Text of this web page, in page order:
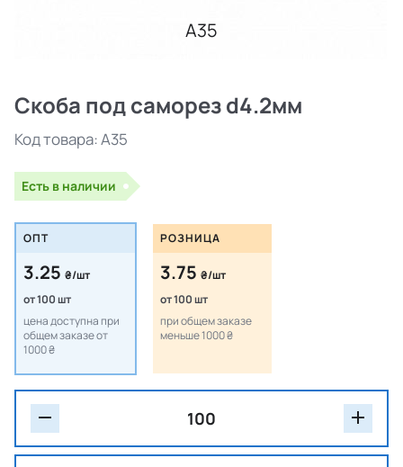
A35
Скоба под саморез d4.2мм
Код товара:A35
Есть в наличии
ОПТ
3.25 ₴/шт
от 100 шт
цена доступна при
общем заказе от
1000 ₴
РОЗНИЦА
3.75 ₴/шт
от 100 шт
при общем заказе
меньше 1000 ₴